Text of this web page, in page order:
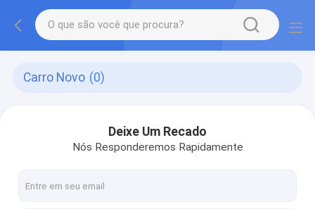
Carro Novo (0)
Deixe Um Recado
Nós Responderemos Rapidamente